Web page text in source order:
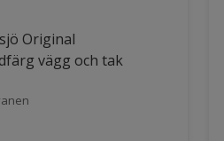
Original
vägg och tak